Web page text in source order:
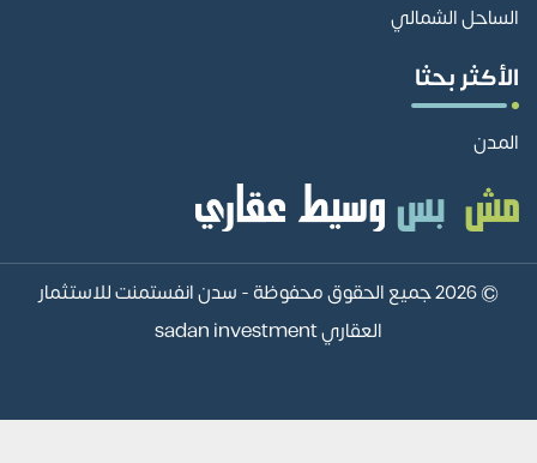
الساحل الشمالي
الأكثر بحثا
المدن
© 2026 جميع الحقوق محفوظة -
سدن انفستمنت للاستثمار
العقاري sadan investment